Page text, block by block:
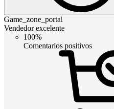
Game_zone_portal
Vendedor excelente
100%
Comentarios positivos